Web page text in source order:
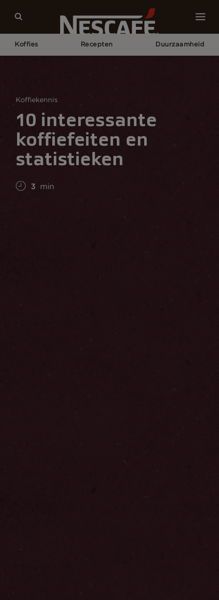
Koffies Recepten Duurzaamheid
Koffiekennis
10 interessante
koffiefeiten en
statistieken
3 min